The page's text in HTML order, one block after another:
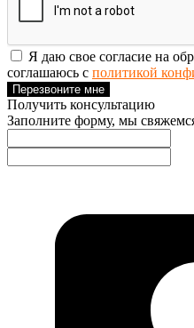
Я даю свое согласие на
соглашаюсь с политикой
Перезвоните мне
Получить консультацию
Заполните форму, мы